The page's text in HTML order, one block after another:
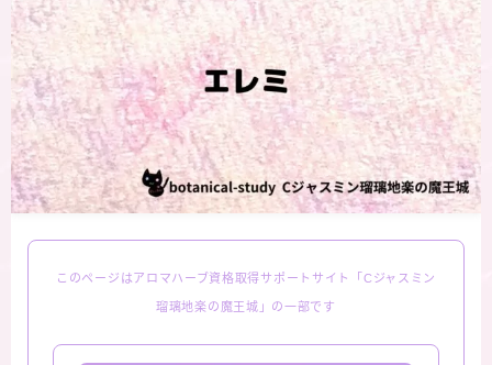
公式ウェブサイト『Botanical Study』
Cジャスミン瑠璃地楽の主な活動先リンク集
プロフィール
アロマハーブアンケート
おすすめ商品＆レビュー
版限定)
このページはアロマハーブ資格取得サポートサイト「Cジャスミン
瑠璃地楽の魔王城」の一部です